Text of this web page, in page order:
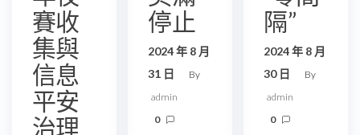
賽收
集與
信息
平安
治理
停止
2024 年 8 月
31 日
By
admin
0
隔”
2024 年 8 月
30 日
By
admin
0